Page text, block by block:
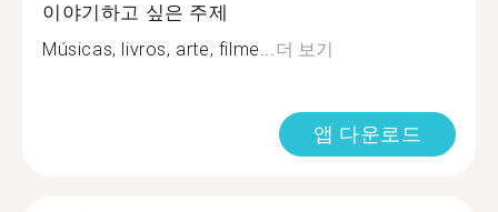
이야기하고 싶은 주제
Músicas, livros, arte, filme...더 보기
앱 다운로드